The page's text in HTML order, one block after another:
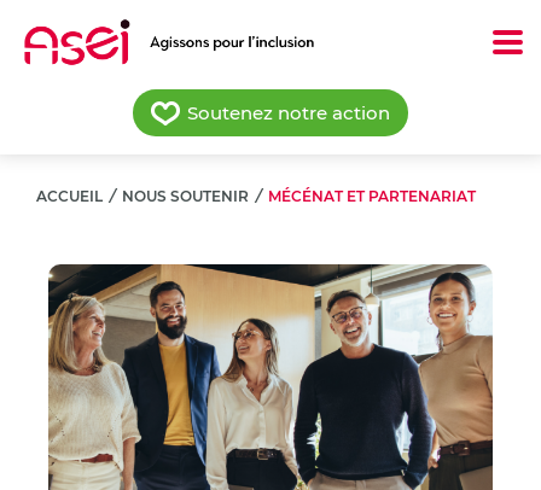
contenu
Soutenez notre action
ACCUEIL / NOUS SOUTENIR / MÉCÉNAT ET PARTENARIAT